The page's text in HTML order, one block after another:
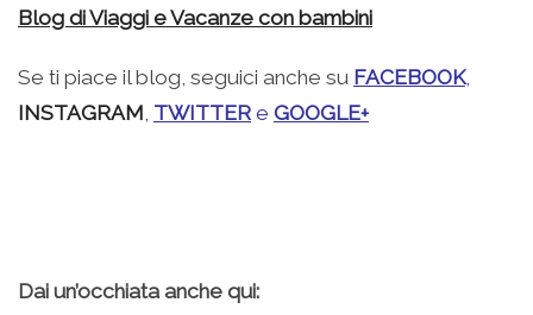
Blog di Viaggi e Vacanze con bambini
Se ti piace il blog, seguici anche su FACEBOOK,
INSTAGRAM, TWITTER e GOOGLE+
Dai un’occhiata anche qui: